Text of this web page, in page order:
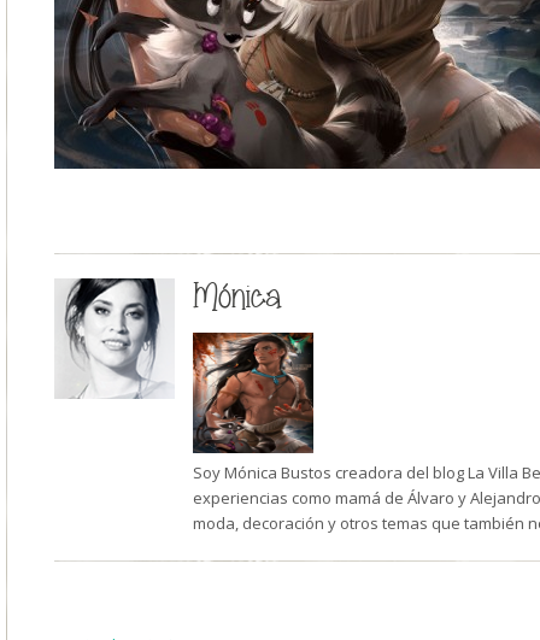
Mónica
Soy Mónica Bustos creadora del blog La Villa
experiencias como mamá de Álvaro y
moda, decoración y otros temas que también